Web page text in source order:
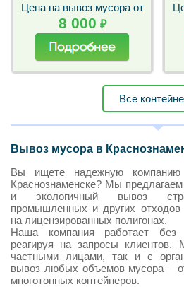
Цена на вывоз мусора от
8 000 ₽
Все
Вывоз мусора в
Вы ищете надежную
Краснознаменске? Мы
и экологичный вывоз
промышленных и других отходов
на лицензированных полигонах.
Наша компания работает без
реагируя на запросы
частными лицами, так и с
вывоз любых объемов мусора –
многотонных контейнеров.